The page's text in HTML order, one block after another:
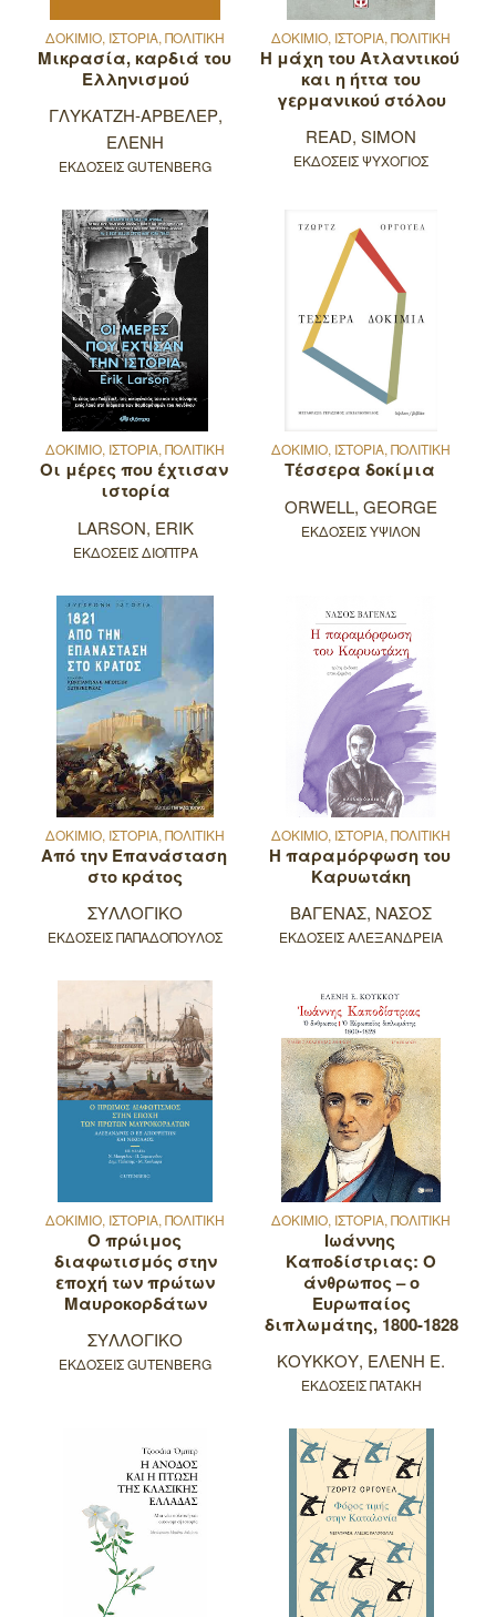
ΔΟΚΙΜΙΟ, ΙΣΤΟΡΙΑ, ΠΟΛΙΤΙΚΗ
Μικρασία, καρδιά του
Ελληνισμού
ΓΛΥΚΑΤΖΗ-ΑΡΒΕΛΕΡ,
ΕΛΕΝΗ
ΕΚΔΟΣΕΙΣ GUTENBERG
ΔΟΚΙΜΙΟ, ΙΣΤΟΡΙΑ, ΠΟΛΙΤΙΚΗ
Η μάχη του Ατλαντικού
και η ήττα του
γερμανικού στόλου
READ, SIMON
ΕΚΔΟΣΕΙΣ ΨΥΧΟΓΙΟΣ
ΔΟΚΙΜΙΟ, ΙΣΤΟΡΙΑ, ΠΟΛΙΤΙΚΗ
Οι μέρες που έχτισαν
ιστορία
LARSON, ERIK
ΕΚΔΟΣΕΙΣ ΔΙΟΠΤΡΑ
ΔΟΚΙΜΙΟ, ΙΣΤΟΡΙΑ, ΠΟΛΙΤΙΚΗ
Τέσσερα δοκίμια
ORWELL, GEORGE
ΕΚΔΟΣΕΙΣ ΥΨΙΛΟΝ
ΔΟΚΙΜΙΟ, ΙΣΤΟΡΙΑ, ΠΟΛΙΤΙΚΗ
Από την Επανάσταση
στο κράτος
ΣΥΛΛΟΓΙΚΟ
ΕΚΔΟΣΕΙΣ ΠΑΠΑΔΟΠΟΥΛΟΣ
ΔΟΚΙΜΙΟ, ΙΣΤΟΡΙΑ, ΠΟΛΙΤΙΚΗ
Η παραμόρφωση του
Καρυωτάκη
ΒΑΓΕΝΑΣ, ΝΑΣΟΣ
ΕΚΔΟΣΕΙΣ ΑΛΕΞΑΝΔΡΕΙΑ
ΔΟΚΙΜΙΟ, ΙΣΤΟΡΙΑ, ΠΟΛΙΤΙΚΗ
Ο πρώιμος
διαφωτισμός στην
εποχή των πρώτων
Μαυροκορδάτων
ΣΥΛΛΟΓΙΚΟ
ΕΚΔΟΣΕΙΣ GUTENBERG
ΔΟΚΙΜΙΟ, ΙΣΤΟΡΙΑ, ΠΟΛΙΤΙΚΗ
Ιωάννης
Καποδίστριας: Ο
άνθρωπος – ο
Eυρωπαίος
διπλωμάτης, 1800-1828
ΚΟΥΚΚΟΥ, ΕΛΕΝΗ Ε.
ΕΚΔΟΣΕΙΣ ΠΑΤΑΚΗ